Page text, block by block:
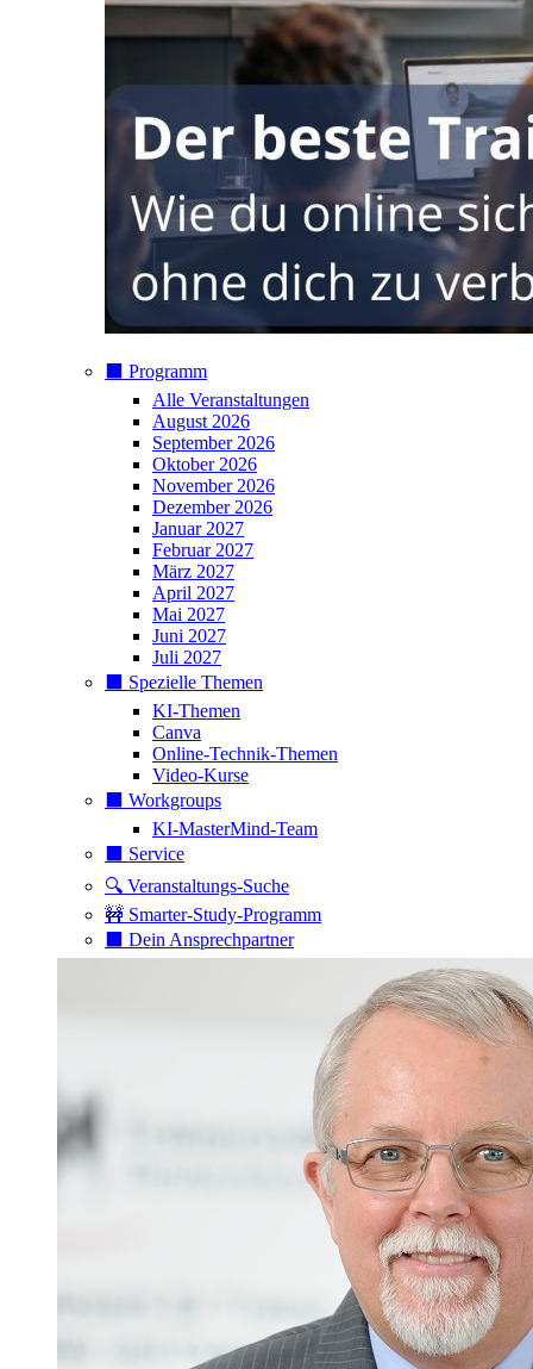
⬛️ Programm
Alle Veranstaltungen
August 2026
September 2026
Oktober 2026
November 2026
Dezember 2026
Januar 2027
Februar 2027
März 2027
April 2027
Mai 2027
Juni 2027
Juli 2027
⬛️ Spezielle Themen
KI-Themen
Canva
Online-Technik-Themen
Video-Kurse
⬛️ Workgroups
KI-MasterMind-Team
⬛️ Service
🔍 Veranstaltungs-Suche
🚧 Smarter-Study-Programm
⬛️ Dein Ansprechpartner